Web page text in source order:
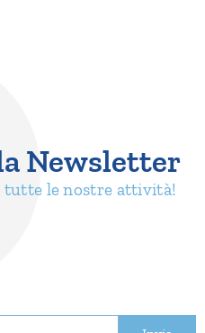
Newsletter
tutte le nostre attività!